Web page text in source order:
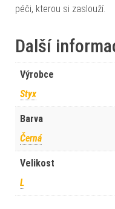
péči, kterou si zaslouží.
Další
Výrobce
Styx
Barva
Černá
Velikost
L